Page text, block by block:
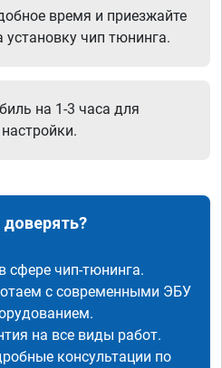
время и приезжайте
установку чип тюнинга.
на 1-3 часа для
сфере чип-тюнинга.
с современными ЭБУ
на все виды работ.
консультации по